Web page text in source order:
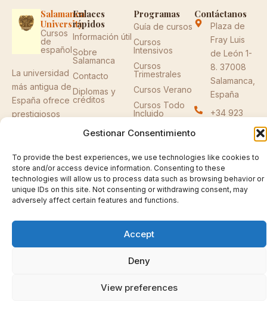
Gestionar Consentimiento
To provide the best experiences, we use technologies like cookies to
store and/or access device information. Consenting to these
technologies will allow us to process data such as browsing behavior or
unique IDs on this site. Not consenting or withdrawing consent, may
adversely affect certain features and functions.
Accept
Deny
View preferences
Salamanca
University
Cursos
de
español
La universidad
más antigua de
España ofrece
prestigiosos
1929.
F
a
c
e
f
X
-
t
w
I
n
s
t
Enlaces
rápidos
Información útil
Sobre
Salamanca
Contacto
Diplomas y
créditos
Programas
Guía de cursos
Cursos
Intensivos
Cursos
Trimestrales
Cursos Verano
Cursos Todo
Incluido
Contáctanos
Plaza de
Fray Luis
de León 1-
8. 37008
Salamanca,
España
+34 923
university.org
Salamanca. Todos los derechos reservados.
Política de privacidad